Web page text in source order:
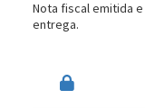
Nota fiscal emitida
entrega.